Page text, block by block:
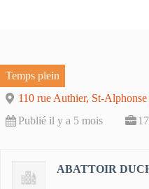
Temps plein
110 rue Authier, St-
Publié il y a 5 mois
ABATTOIR